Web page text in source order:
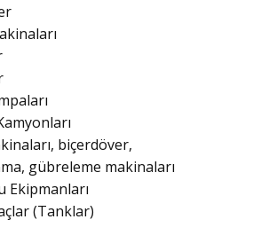
biçerdöver,
gübreleme makinaları
Ekipmanları
(Tanklar)